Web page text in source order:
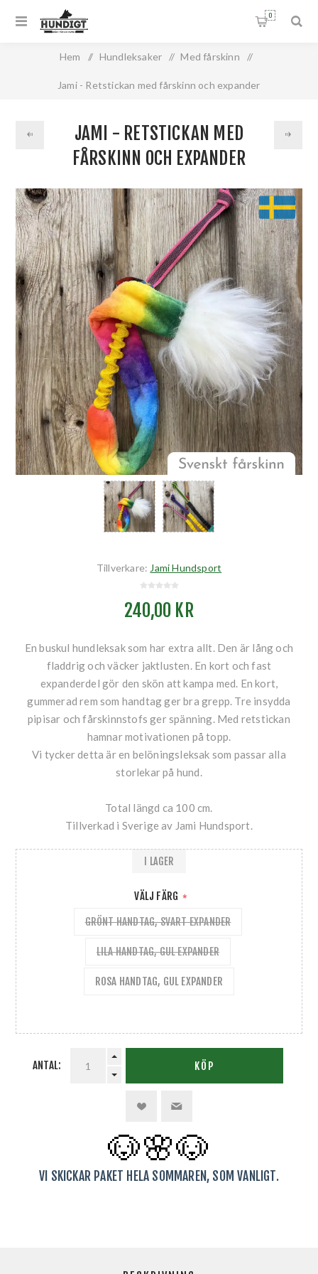
0
Hem / Hundleksaker / Med fårskinn /
Jami - Retstickan med fårskinn och expander
JAMI - RETSTICKAN MED
FÅRSKINN OCH EXPANDER
Tillverkare: Jami Hundsport
240,00 KR
En buskul hundleksak som har extra allt. Den är lång och
fladdrig och väcker jaktlusten. En kort och fast
expanderdel gör den skön att kampa med. En kort,
gummerad rem som handtag ger bra grepp. Tre insydda
pipisar och fårskinnstofs ger spänning. Med retstickan
hamnar motivationen på topp.
Vi tycker detta är en belöningsleksak som passar alla
storlekar på hund.
Total längd ca 100 cm.
Tillverkad i Sverige av Jami Hundsport.
VÄLJ FÄRG *
GRÖNT HANDTAG, SVART EXPANDER
LILA HANDTAG, GUL EXPANDER
ROSA HANDTAG, GUL EXPANDER
I LAGER
ANTAL: KÖP
🐶🌸🐶
VI SKICKAR PAKET HELA SOMMAREN, SOM VANLIGT.